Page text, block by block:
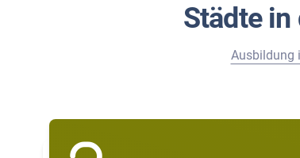
Städte in
Ausbildung